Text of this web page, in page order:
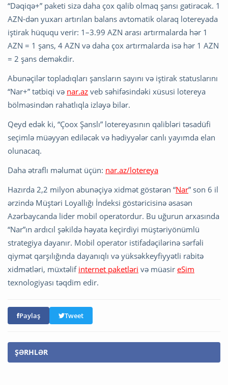
“Dəqiqə+” paketi sizə daha çox qalib olmaq şansı gətirəcək. 1
AZN-dən yuxarı artırılan balans avtomatik olaraq lotereyada
iştirak hüququ verir: 1–3.99 AZN arası artırmalarda hər 1
AZN = 1 şans, 4 AZN və daha çox artırmalarda isə hər 1 AZN
= 2 şans deməkdir.
Abunəçilər topladıqları şansların sayını və iştirak statuslarını
“Nar+” tətbiqi və nar.az veb səhifəsindəki xüsusi lotereya
bölməsindən rahatlıqla izləyə bilər.
Qeyd edək ki, “Çoox Şanslı” lotereyasının qalibləri təsadüfi
seçimlə müəyyən ediləcək və hədiyyələr canlı yayımda elan
olunacaq.
Daha ətraflı məlumat üçün: nar.az/lotereya
Hazırda 2,2 milyon abunəçiyə xidmət göstərən “Nar” son 6 il
ərzində Müştəri Loyallığı İndeksi göstəricisinə əsasən
Azərbaycanda lider mobil operatordur. Bu uğurun arxasında
“Nar”ın ardıcıl şəkildə həyata keçirdiyi müştəriyönümlü
strategiya dayanır. Mobil operator istifadəçilərinə sərfəli
qiymət qarşılığında dayanıqlı və yüksəkkeyfiyyətli rabitə
xidmətləri, müxtəlif internet paketləri və müasir eSim
texnologiyası təqdim edir.
Paylaş Tweet
ŞƏRHLƏR